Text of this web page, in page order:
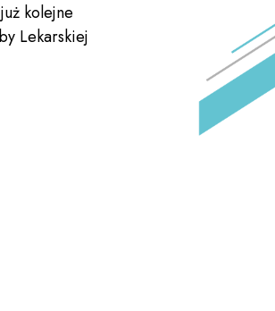
kolejne
Lekarskiej